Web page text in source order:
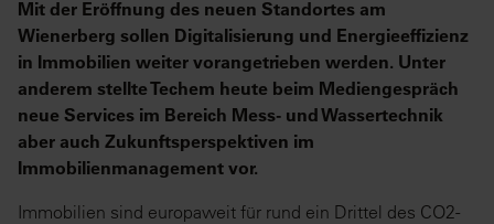
Mit der Eröffnung des neuen Standortes am
Wienerberg sollen Digitalisierung und Energieeffizienz
in Immobilien weiter vorangetrieben werden. Unter
anderem stellte Techem heute beim Mediengespräch
neue Services im Bereich Mess- und Wassertechnik
aber auch Zukunftsperspektiven im
Immobilienmanagement vor.
Immobilien sind europaweit für rund ein Drittel des CO2-